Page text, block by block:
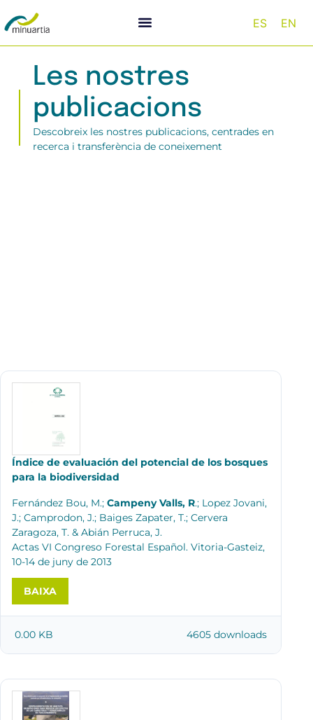
ES EN
Les nostres
publicacions
Descobreix les nostres publicacions, centrades en
recerca i transferència de coneixement
Índice de evaluación del potencial de los bosques
para la biodiversidad
Fernández Bou, M.; Campeny Valls, R.; Lopez Jovani,
J.; Camprodon, J.; Baiges Zapater, T.; Cervera
Zaragoza, T. & Abián Perruca, J.
Actas VI Congreso Forestal Español. Vitoria-Gasteiz,
10-14 de juny de 2013
BAIXA
4605 downloads
0.00 KB